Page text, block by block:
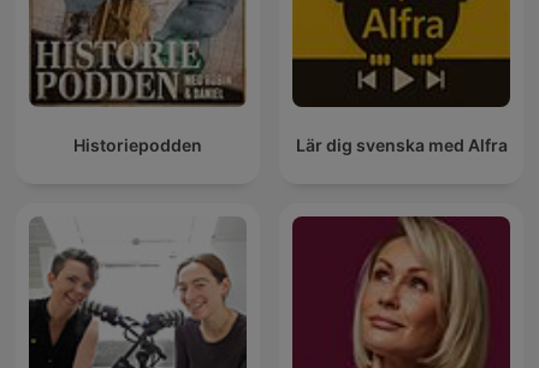
Historiepodden Lär dig svenska med Alfra